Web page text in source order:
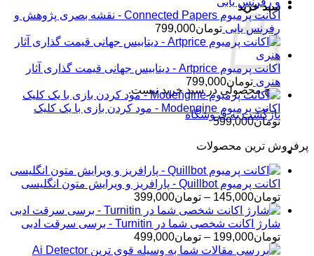
سبد خرید
هیچ محصولی در سبد خرید نیست.
بازگشت به فروشگاه
اکانت پرمیوم Connected Papers - نقشه بصری پژوهش و
رفرنس یابی تومان799,000
اکانت پرمیوم Artprice - دیتابیس جهانی قیمت ‌گذاری آثار
هنری تومان799,000
اکانت پرمیوم Modengine - مود کردن بازی با یک کلیک
تومان599,000
پرفروش ترین محصولات
اکانت پرمیوم Quillbot - پارافریز و ویرایش متون انگلیسی
تومان145,000
– تومان399,000محدوده
قیمت:
تومان145,000
تا
تومان399,000
شارژ اکانت شخصی شما در Turnitin - برسی سرقت ادبی
تومان199,000
– تومان499,000محدوده
قیمت: